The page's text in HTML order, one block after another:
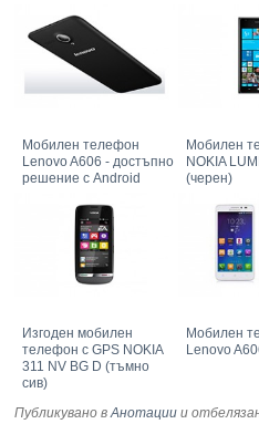
Мобилен телефон
Lenovo A606 - достъпно
решение с Android
Мобилен
NOKIA
(черен)
Изгоден мобилен
телефон с GPS NOKIA
311 NV BG D (тъмно
сив)
Мобилeн
Lenovo
Публикувано вАнотации и